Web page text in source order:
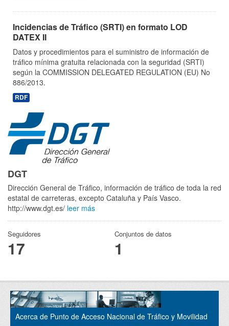
Incidencias de Tráfico (SRTI) en formato LOD
DATEX II
Datos y procedimientos para el suministro de información de
tráfico mínima gratuita relacionada con la seguridad (SRTI)
según la COMMISSION DELEGATED REGULATION (EU) No
886/2013.
RDF
DGT
Dirección General de Tráfico, información de tráfico de toda la red
estatal de carreteras, excepto Cataluña y País Vasco.
http://www.dgt.es/ leer más
Seguidores
17
Conjuntos de datos
1
Acerca de Punto de Acceso Nacional de Tráfico y Movilidad